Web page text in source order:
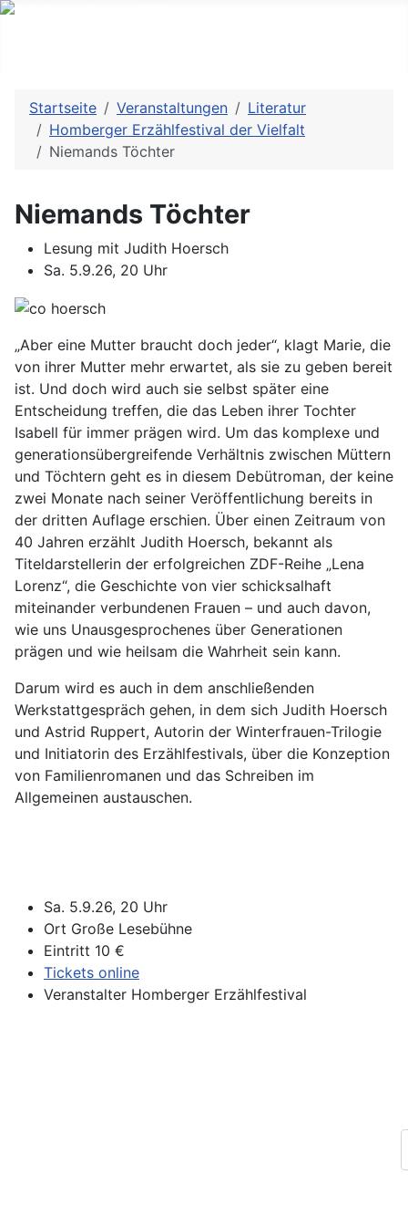
Startseite Veranstaltungen
Literatur
Homberger Erzählfestival der Vielfalt
Niemands Töchter
Niemands Töchter
Lesung mit Judith Hoersch
Sa. 5.9.26, 20 Uhr
„Aber eine Mutter braucht doch jeder“, klagt Marie, die
von ihrer Mutter mehr erwartet, als sie zu geben bereit
ist. Und doch wird auch sie selbst später eine
Entscheidung treffen, die das Leben ihrer Tochter
Isabell für immer prägen wird. Um das komplexe und
generationsübergreifende Verhältnis zwischen Müttern
und Töchtern geht es in diesem Debütroman, der keine
zwei Monate nach seiner Veröffentlichung bereits in
der dritten Auflage erschien. Über einen Zeitraum von
40 Jahren erzählt Judith Hoersch, bekannt als
Titeldarstellerin der erfolgreichen ZDF-Reihe „Lena
Lorenz“, die Geschichte von vier schicksalhaft
miteinander verbundenen Frauen – und auch davon,
wie uns Unausgesprochenes über Generationen
prägen und wie heilsam die Wahrheit sein kann.
Darum wird es auch in dem anschließenden
Werkstattgespräch gehen, in dem sich Judith Hoersch
und Astrid Ruppert, Autorin der Winterfrauen-Trilogie
und Initiatorin des Erzählfestivals, über die Konzeption
von Familienromanen und das Schreiben im
Allgemeinen austauschen.
Sa. 5.9.26, 20 Uhr
Ort Große Lesebühne
Eintritt 10 €
Tickets online
Veranstalter Homberger Erzählfestival